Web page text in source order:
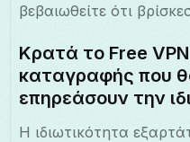
βεβαιωθείτε ότι
Κρατά το Free
καταγραφής που
επηρεάσουν την
Η ιδιωτικότητα